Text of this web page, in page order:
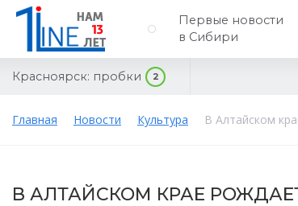
Первые новости
в Сибири
Красноярск: пробки 2
Главная Новости Культура В Алтайском
В АЛТАЙСКОМ КРАЕ